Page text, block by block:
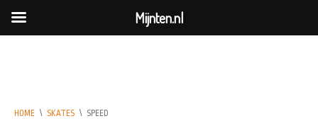
HOME \ SKATES \ SPEED
Mijnten.nl